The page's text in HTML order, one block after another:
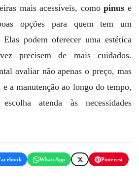
mais acessíveis, comopinus e
opções para quem tem um
Elas podem oferecer uma estética
precisem de mais cuidados.
avaliar não apenas o preço, mas
e a manutenção ao longo do tempo,
atenda às necessidades
WhatsApp Pinterest